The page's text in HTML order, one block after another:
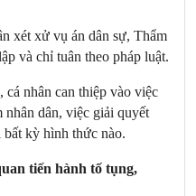
xét xử vụ án dân sự, Thẩm
và chỉ tuân theo pháp luật.
cá nhân can thiệp vào việc
dân, việc giải quyết
kỳ hình thức nào.
tiến hành tố tụng,